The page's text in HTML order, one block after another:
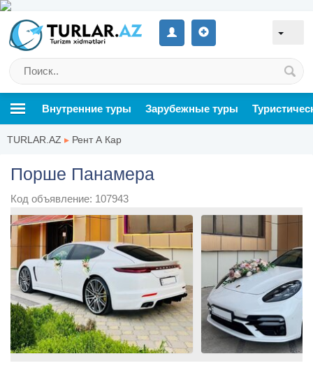
Внутренние туры Зарубежные туры
TURLAR.AZ ▸ Рент А Кар
Порше Панамера
Код объявление: 107943